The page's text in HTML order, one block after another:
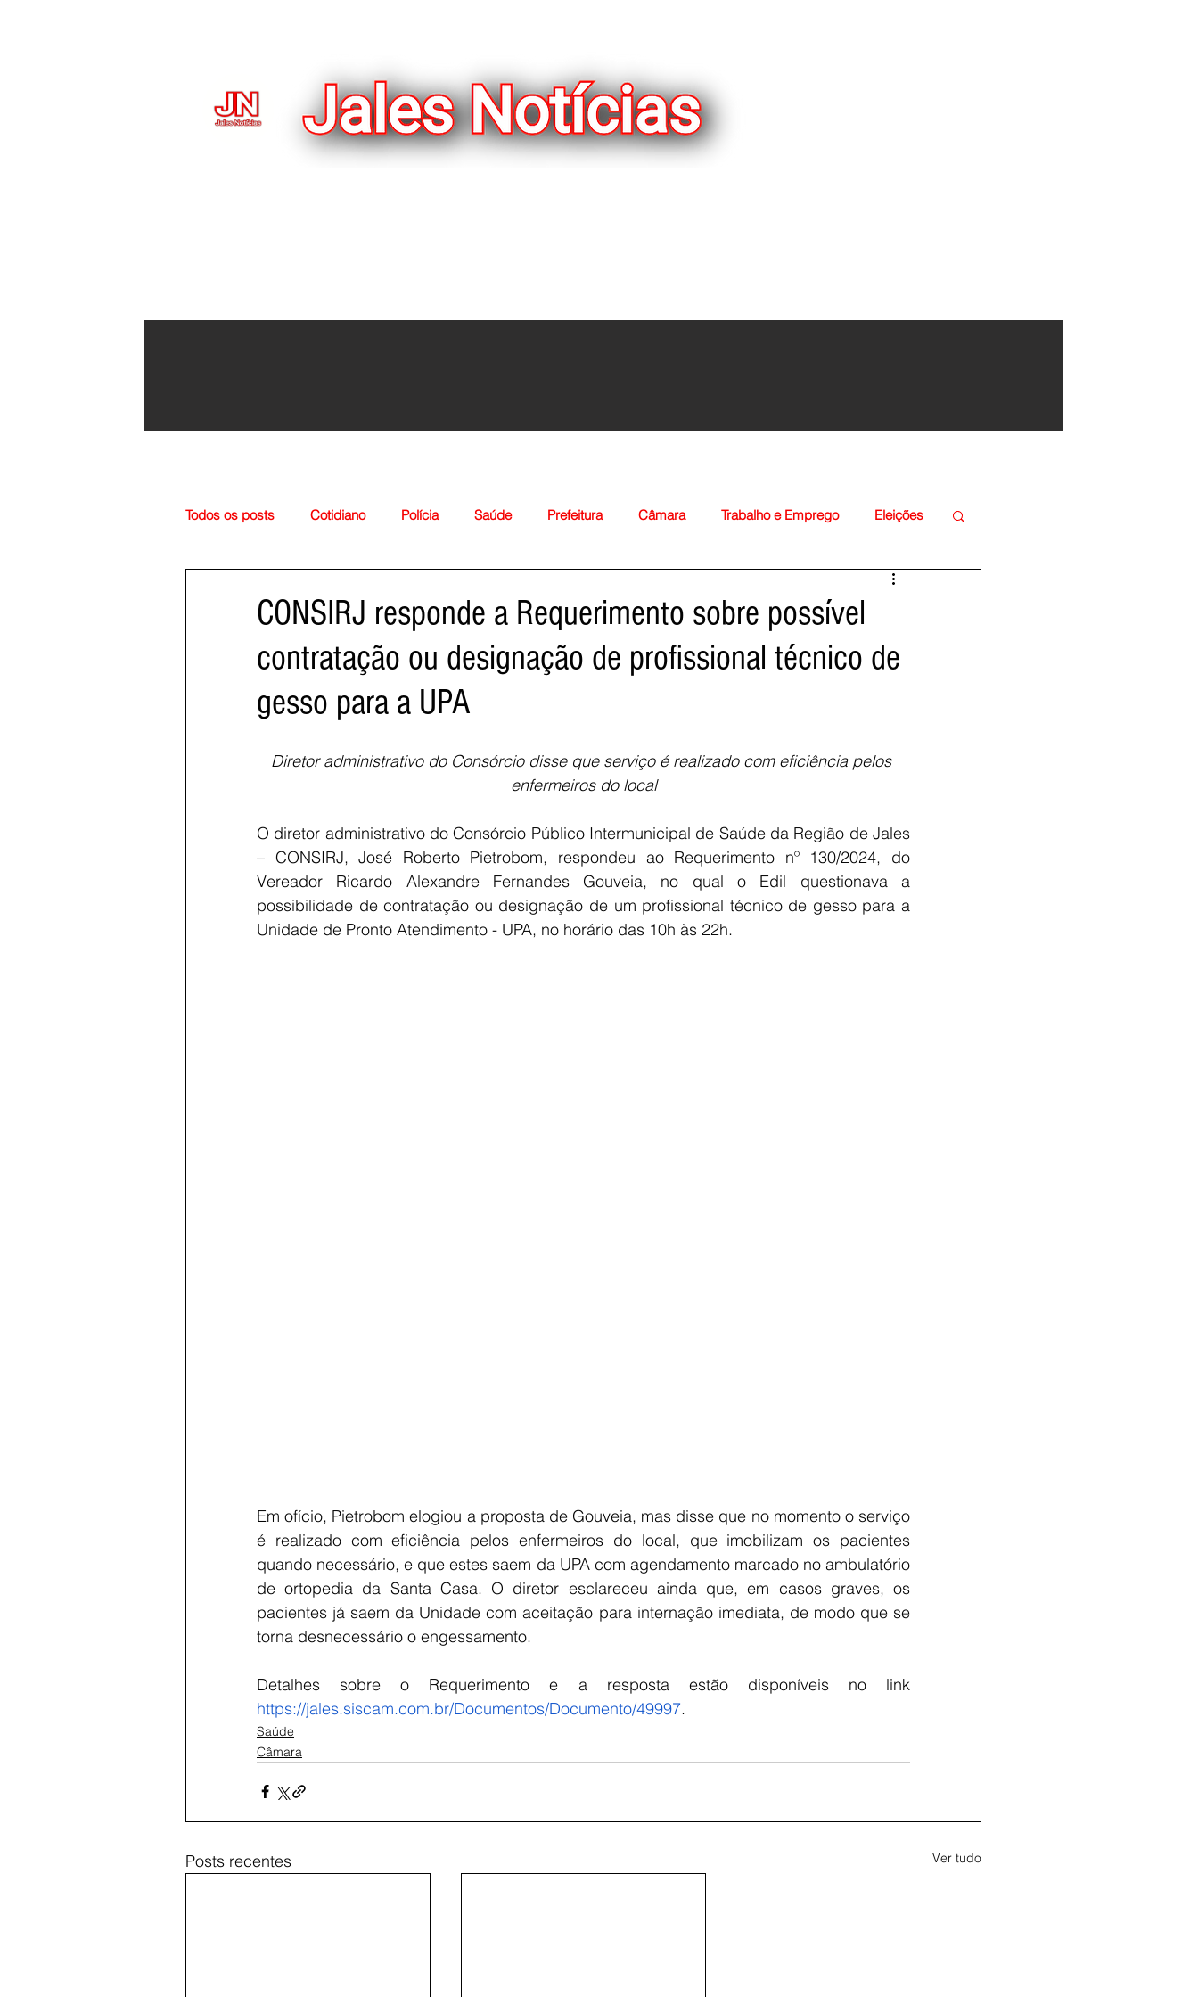
Voltar
Todos os posts Cotidiano Polícia Saúde Prefeitura Câmara Trabalho e Emprego Eleições
CONSIRJ responde a Requerimento sobre possível
contratação ou designação de profissional técnico de
gesso para a UPA
Diretor administrativo do Consórcio disse que serviço é realizado com eficiência pelos
enfermeiros do local
O diretor administrativo do Consórcio Público Intermunicipal de Saúde da Região de Jales
– CONSIRJ, José Roberto Pietrobom, respondeu ao Requerimento nº 130/2024, do
Vereador Ricardo Alexandre Fernandes Gouveia, no qual o Edil questionava a
possibilidade de contratação ou designação de um profissional técnico de gesso para a
Unidade de Pronto Atendimento - UPA, no horário das 10h às 22h.
Em ofício, Pietrobom elogiou a proposta de Gouveia, mas disse que no momento o serviço
é realizado com eficiência pelos enfermeiros do local, que imobilizam os pacientes
quando necessário, e que estes saem da UPA com agendamento marcado no ambulatório
de ortopedia da Santa Casa. O diretor esclareceu ainda que, em casos graves, os
pacientes já saem da Unidade com aceitação para internação imediata, de modo que se
torna desnecessário o engessamento.
https://jales.siscam.com.br/Documentos/Documento/49997.
Saúde
Câmara
Posts recentes Ver tudo